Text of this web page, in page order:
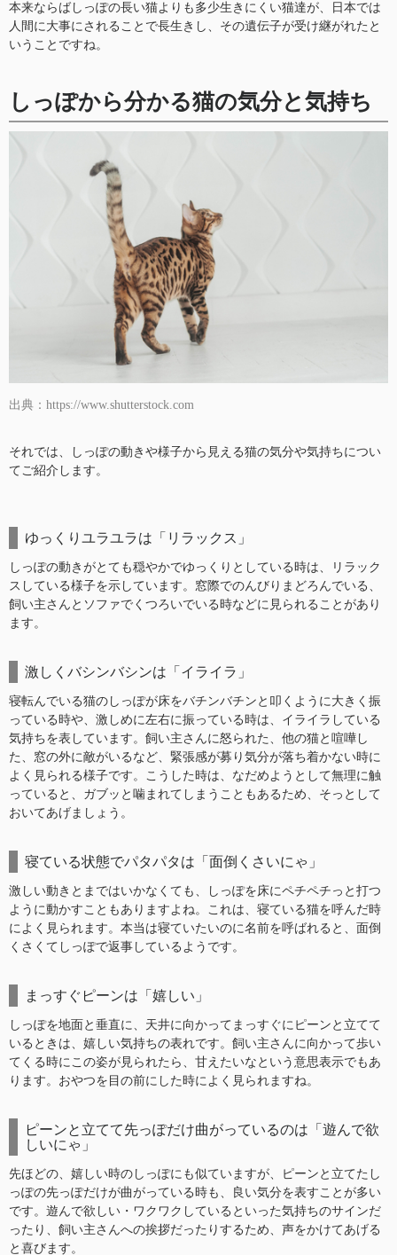
本来ならばしっぽの長い猫よりも多少生きにくい猫達が、日本では
人間に大事にされることで長生きし、その遺伝子が受け継がれたと
いうことですね。
しっぽから分かる猫の気分と気持ち
出典：https://www.shutterstock.com
それでは、しっぽの動きや様子から見える猫の気分や気持ちについ
てご紹介します。
ゆっくりユラユラは「リラックス」
しっぽの動きがとても穏やかでゆっくりとしている時は、リラック
スしている様子を示しています。窓際でのんびりまどろんでいる、
飼い主さんとソファでくつろいでいる時などに見られることがあり
ます。
激しくバシンバシンは「イライラ」
寝転んでいる猫のしっぽが床をバチンバチンと叩くように大きく振
っている時や、激しめに左右に振っている時は、イライラしている
気持ちを表しています。飼い主さんに怒られた、他の猫と喧嘩し
た、窓の外に敵がいるなど、緊張感が募り気分が落ち着かない時に
よく見られる様子です。こうした時は、なだめようとして無理に触
っていると、ガブッと噛まれてしまうこともあるため、そっとして
おいてあげましょう。
寝ている状態でパタパタは「面倒くさいにゃ」
激しい動きとまではいかなくても、しっぽを床にペチペチっと打つ
ように動かすこともありますよね。これは、寝ている猫を呼んだ時
によく見られます。本当は寝ていたいのに名前を呼ばれると、面倒
くさくてしっぽで返事しているようです。
まっすぐピーンは「嬉しい」
しっぽを地面と垂直に、天井に向かってまっすぐにピーンと立てて
いるときは、嬉しい気持ちの表れです。飼い主さんに向かって歩い
てくる時にこの姿が見られたら、甘えたいなという意思表示でもあ
ります。おやつを目の前にした時によく見られますね。
ピーンと立てて先っぽだけ曲がっているのは「遊んで欲
しいにゃ」
先ほどの、嬉しい時のしっぽにも似ていますが、ピーンと立てたし
っぽの先っぽだけが曲がっている時も、良い気分を表すことが多い
です。遊んで欲しい・ワクワクしているといった気持ちのサインだ
ったり、飼い主さんへの挨拶だったりするため、声をかけてあげる
と喜びます。